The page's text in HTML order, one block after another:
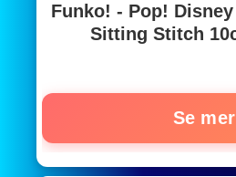
Funko! - Pop!
Sitting Stitch
Se mer